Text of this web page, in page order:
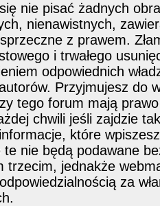
nie pisać żadnych
nienawistnych,
z prawem.
i trwałego
odpowiednich
Przyjmujesz do
tego forum mają
chwili jeśli zajdzie
które
te nie będą podawane
trzecim, jednakże
za